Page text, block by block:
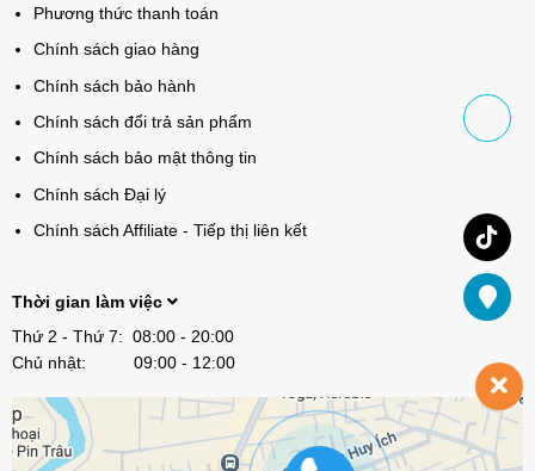
Phương thức thanh toán
Chính sách giao hàng
Chính sách bảo hành
Chính sách đổi trả sản phẩm
Chính sách bảo mật thông tin
Chính sách Đại lý
Chính sách Affiliate - Tiếp thị liên kết
Thời gian làm việc
Thứ 2 - Thứ 7: 08:00 - 20:00
Chủ nhật: 09:00 - 12:00